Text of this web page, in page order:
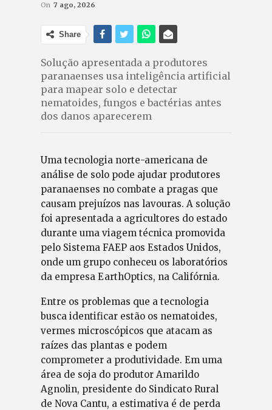
On 7 ago, 2026
Share
Solução apresentada a produtores
paranaenses usa inteligência artificial
para mapear solo e detectar
nematoides, fungos e bactérias antes
dos danos aparecerem
Uma tecnologia norte-americana de
análise de solo pode ajudar produtores
paranaenses no combate a pragas que
causam prejuízos nas lavouras. A solução
foi apresentada a agricultores do estado
durante uma viagem técnica promovida
pelo Sistema FAEP aos Estados Unidos,
onde um grupo conheceu os laboratórios
da empresa EarthOptics, na Califórnia.
Entre os problemas que a tecnologia
busca identificar estão os nematoides,
vermes microscópicos que atacam as
raízes das plantas e podem
comprometer a produtividade. Em uma
área de soja do produtor Amarildo
Agnolin, presidente do Sindicato Rural
de Nova Cantu, a estimativa é de perda